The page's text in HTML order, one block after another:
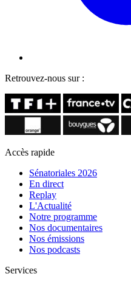
Retrouvez-nous sur :
Accès rapide
Sénatoriales 2026
En direct
Replay
L'Actualité
Notre programme
Nos documentaires
Nos émissions
Nos podcasts
Services